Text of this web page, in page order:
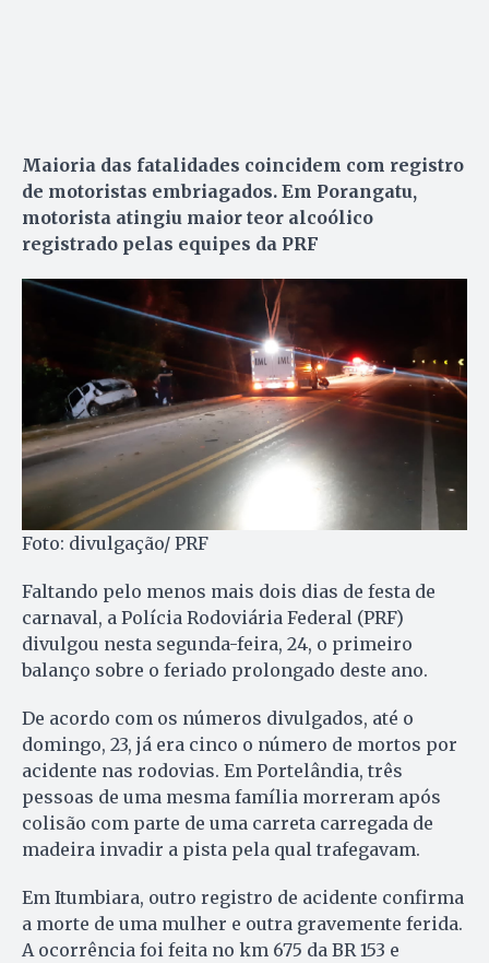
Maioria das fatalidades coincidem com registro
de motoristas embriagados. Em Porangatu,
motorista atingiu maior teor alcoólico
registrado pelas equipes da PRF
Foto: divulgação/ PRF
Faltando pelo menos mais dois dias de festa de
carnaval, a Polícia Rodoviária Federal (PRF)
divulgou nesta segunda-feira, 24, o primeiro
balanço sobre o feriado prolongado deste ano.
De acordo com os números divulgados, até o
domingo, 23, já era cinco o número de mortos por
acidente nas rodovias. Em Portelândia, três
pessoas de uma mesma família morreram após
colisão com parte de uma carreta carregada de
madeira invadir a pista pela qual trafegavam.
Em Itumbiara, outro registro de acidente confirma
a morte de uma mulher e outra gravemente ferida.
A ocorrência foi feita no km 675 da BR 153 e